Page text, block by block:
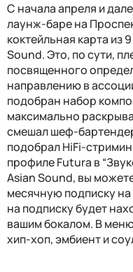
С начала апреля и
лаунж-баре на
коктейльная карта из
Sound. Это, по сути,
посвященного
направлению в
подобран набор
максимально
смешал шеф-
подобралHiFi-
профилеFutura в
Asian Sound, вы
месячную подписку
на подписку будет
вашим бокалом. В
хип-хоп, эмбиент и